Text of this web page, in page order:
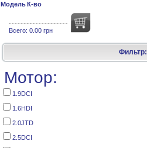
Модель К-во
Всего: 0.00 грн
Фильтр:
Мотор:
1.9DCI
1.6HDI
2.0JTD
2.5DCI